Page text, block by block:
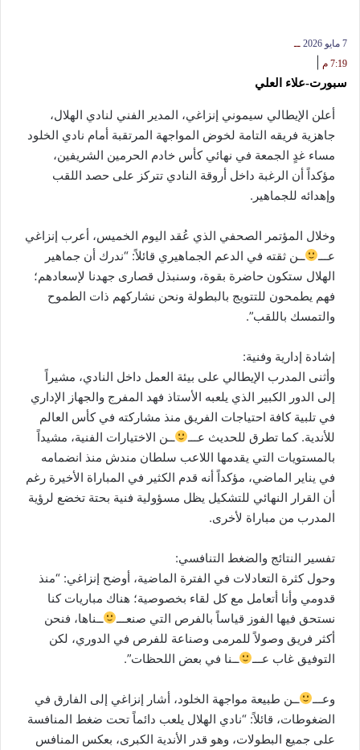
7 مايو 2026
ــ
7:19 م
سبورت-علاء العلي
أعلن الإيطالي سيموني إنزاغي، المدير الفني لنادي الهلال،
جاهزية فريقه التامة لخوض المواجهة المرتقبة أمام نادي الخلود
مساء غدٍ الجمعة في نهائي كأس خادم الحرمين الشريفين،
مؤكداً أن الرغبة داخل أروقة النادي تتركز على حصد اللقب
وإهدائه للجماهير.
وخلال المؤتمر الصحفي الذي عُقد اليوم الخميس، أعرب إنزاغي
عـــ
ــن ثقته في الدعم الجماهيري قائلاً: “ندرك أن جماهير
الهلال ستكون حاضرة بقوة، وسنبذل قصارى جهدنا لإسعادهم؛
فهم يطمحون للتتويج بالبطولة ونحن نشاركهم ذات الطموح
والتمسك باللقب”.
إشادة إدارية وفنية:
وأثنى المدرب الإيطالي على بيئة العمل داخل النادي، مشيراً
إلى الدور الكبير الذي يلعبه الأستاذ فهد المفرج والجهاز الإداري
في تلبية كافة احتياجات الفريق منذ مشاركته في كأس العالم
للأندية. كما تطرق للحديث عـــ
ــن الاختيارات الفنية، مشيداً
بالمستويات التي يقدمها اللاعب سلطان مندش منذ انضمامه
في يناير الماضي، مؤكداً أنه قدم الكثير في المباراة الأخيرة رغم
أن القرار النهائي للتشكيل يظل مسؤولية فنية بحتة تخضع لرؤية
المدرب من مباراة لأخرى.
تفسير النتائج والضغط التنافسي:
وحول كثرة التعادلات في الفترة الماضية، أوضح إنزاغي: “منذ
قدومي وأنا أتعامل مع كل لقاء بخصوصية؛ هناك مباريات كنا
نستحق فيها الفوز قياساً بالفرص التي صنعـــ
ــناها، فنحن
أكثر فريق وصولاً للمرمى وصناعة للفرص في الدوري، لكن
التوفيق غاب عـــ
ــنا في بعض اللحظات”.
وعـــ
ــن طبيعة مواجهة الخلود، أشار إنزاغي إلى الفارق في
الضغوطات، قائلاً: “نادي الهلال يلعب دائماً تحت ضغط المنافسة
على جميع البطولات، وهو قدر الأندية الكبرى، بعكس المنافس